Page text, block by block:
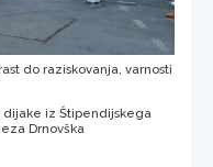
do raziskovanja, varnosti
iz Štipendijskega
Drnovška